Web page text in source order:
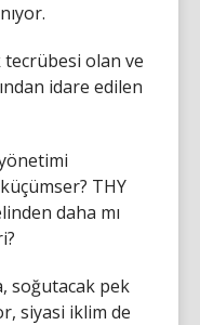
tecrübesi olan ve
idare edilen
THY
daha mı
soğutacak pek
siyasi iklim de